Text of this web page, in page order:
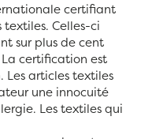
certifiant
Celles-ci
sur plus de cent
certification est
Les articles textiles
une innocuité
Les textiles qui